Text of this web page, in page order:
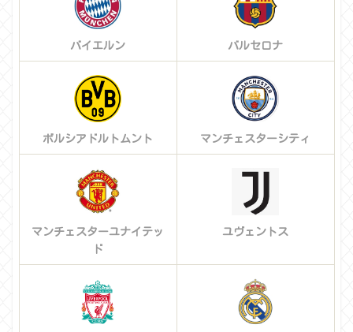
バイエルン バルセロナ
ボルシアドルトムント マンチェスターシティ
マンチェスターユナイテッ
ド
ユヴェントス